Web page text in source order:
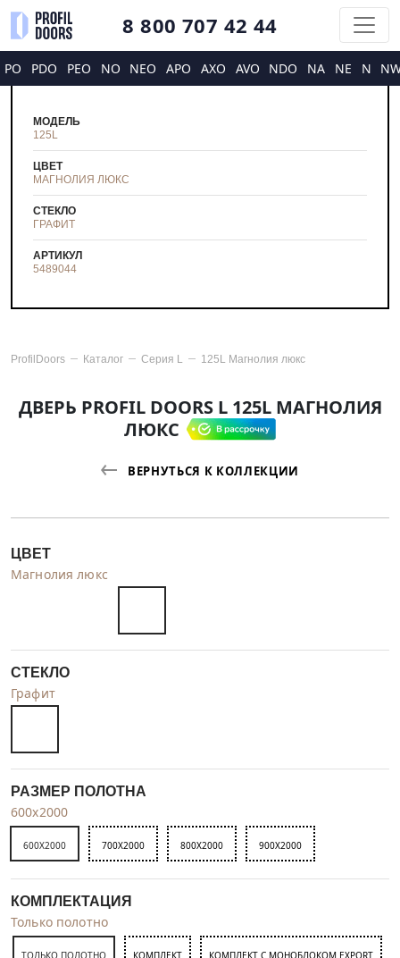
8 800 707 42 44
PO PDO PEO NO NEO APO AXO AVO NDO NA NE N
МОДЕЛЬ
125L
ЦВЕТ
МАГНОЛИЯ ЛЮКС
СТЕКЛО
ГРАФИТ
АРТИКУЛ
5489044
ProfilDoors Каталог Серия L 125L Магнолия люкс
ДВЕРЬ PROFIL DOORS L 125L МАГНОЛИЯ
ЛЮКС
ВЕРНУТЬСЯ К КОЛЛЕКЦИИ
ЦВЕТ
Магнолия люкс
СТЕКЛО
Графит
РАЗМЕР ПОЛОТНА
600x2000
600X2000 700X2000 800X2000 900X2000
КОМПЛЕКТАЦИЯ
Только полотно
ТОЛЬКО ПОЛОТНО КОМПЛЕКТ КОМПЛЕКТ С МОНОБЛОКОМ EXPORT